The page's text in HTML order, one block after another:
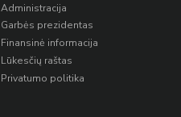
Administracija
Garbės prezidentas
Finansinė informacija
Lūkesčių raštas
Privatumo politika